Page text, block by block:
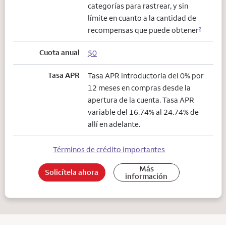
categorías para rastrear, y sin
límite en cuanto a la cantidad de
recompensas que puede obtener2
Cuota anual $0
Tasa APR
Tasa APR introductoria del 0% por
12 meses en compras desde la
apertura de la cuenta. Tasa APR
variable del 16.74% al 24.74% de
allí en adelante.
Términos de crédito importantes
Solicítela ahora Más
información